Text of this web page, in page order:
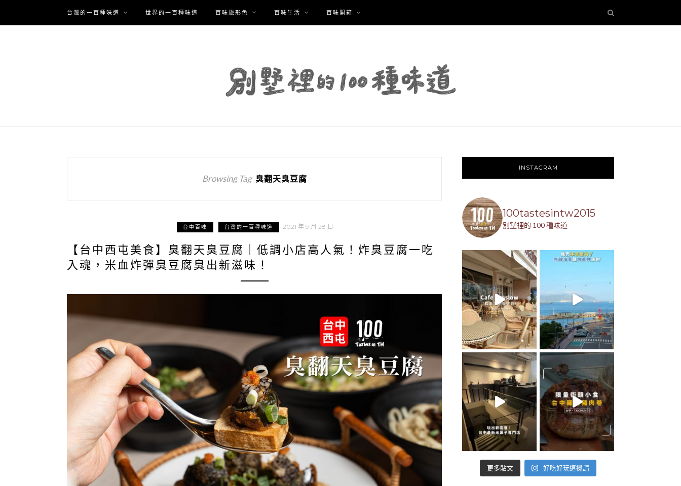
台灣的一百種味道 世界的一百種味道 百味旅形色 百味生活 百味開箱
Browsing Tag 臭翻天臭豆腐
台中百味 台灣的一百種味道 2021 年 9 月 28 日
【台中西屯美食】臭翻天臭豆腐｜低調小店高人氣！炸臭豆腐一吃
入魂，米血炸彈臭豆腐臭出新滋味！
INSTAGRAM
100tastesintw2015
別墅裡的 100 種味道
更多貼文 好吃好玩這邊請